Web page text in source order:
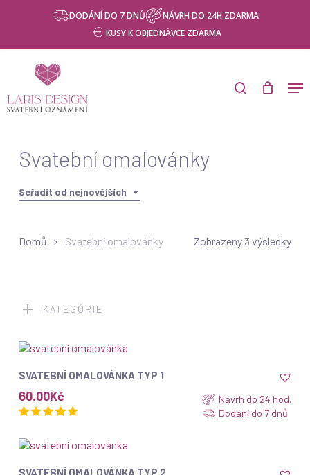
contentProducts
search
DODÁNÍ DO 7 DNŮ
NÁVRH DO 24H ZDARMA
KUSY K OBJEDNÁVCE ZDARMA
search
Svatební omalovánky
Seřadit od nejnovějších
Zobrazeny 3 výsledky
Domů Svatební omalovánky
KATEGÓRIE
ZOBRAZIT
SVATEBNÍ OMALOVÁNKA TYP 1
60.00Kč
Návrh do 24 hod.
Dodání do 7 dnů
ZOBRAZIT
SVATEBNÍ OMALOVÁNKA TYP 2